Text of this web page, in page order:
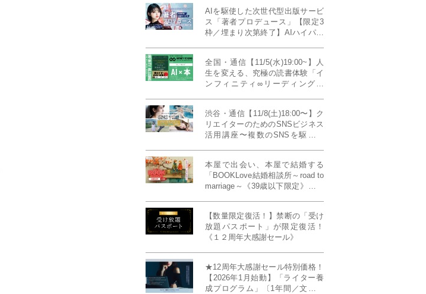
AIを駆使した次世代型出版サービ
ス「著者プロデュース」【限定3
枠／埋まり次第終了】AIハイパー
全国・通信【11/5(水)19:00~】人
生を変える、究極の読書体験「イ
ンフィニティ∞リーディング／
MILLENNIUM THINKING アメリ
カ最高峰大学の人気講義』
渋谷・通信【11/8(土)18:00〜】ク
リエイターのためのSNSビジネス
活用講座〜複数のSNSを駆使し
成ラボPresents》
本屋で出会い、本屋で結婚する
「BOOKLove結婚相談所～road to
marriage～《39歳以下限定》」全
【数量限定復活！】禁断の「受け
放題パスポート」が限定復活！
《１２周年大感謝セール》
★12周年大感謝セール特別価格！
【2026年1月始動】「ライター養
成プログラム」〔1年間／文章講